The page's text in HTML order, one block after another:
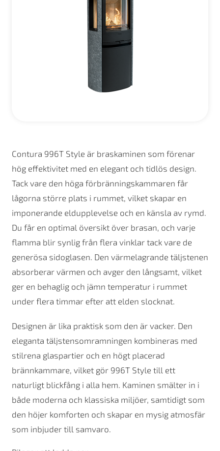
Contura 996T Style är braskaminen som förenar
hög effektivitet med en elegant och tidlös design.
Tack vare den höga förbränningskammaren får
lågorna större plats i rummet, vilket skapar en
imponerande eldupplevelse och en känsla av rymd.
Du får en optimal översikt över brasan, och varje
flamma blir synlig från flera vinklar tack vare de
generösa sidoglasen. Den värmelagrande täljstenen
absorberar värmen och avger den långsamt, vilket
ger en behaglig och jämn temperatur i rummet
under flera timmar efter att elden slocknat.
Designen är lika praktisk som den är vacker. Den
eleganta täljstensomramningen kombineras med
stilrena glaspartier och en högt placerad
brännkammare, vilket gör 996T Style till ett
naturligt blickfång i alla hem. Kaminen smälter in i
både moderna och klassiska miljöer, samtidigt som
den höjer komforten och skapar en mysig atmosfär
som inbjuder till samvaro.